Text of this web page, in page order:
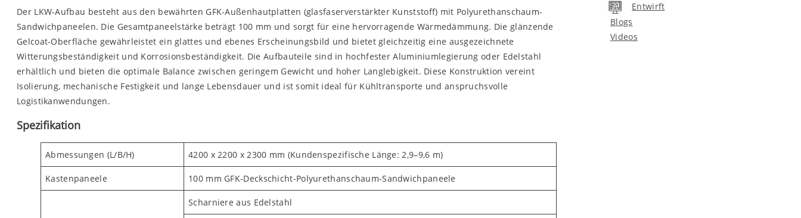
Der LKW-Aufbau besteht aus den bewährten GFK-Außenhautplatten (glasfaserverstärkter Kunststoff) mit Polyurethanschaum-
Sandwichpaneelen. Die Gesamtpaneelstärke beträgt 100 mm und sorgt für eine hervorragende Wärmedämmung. Die glänzende
Gelcoat-Oberfläche gewährleistet ein glattes und ebenes Erscheinungsbild und bietet gleichzeitig eine ausgezeichnete
Witterungsbeständigkeit und Korrosionsbeständigkeit. Die Aufbauteile sind in hochfester Aluminiumlegierung oder Edelstahl
erhältlich und bieten die optimale Balance zwischen geringem Gewicht und hoher Langlebigkeit. Diese Konstruktion vereint
Isolierung, mechanische Festigkeit und lange Lebensdauer und ist somit ideal für Kühltransporte und anspruchsvolle
Logistikanwendungen.
Spezifikation
Abmessungen (L/B/H) 4200 x 2200 x 2300 mm (Kundenspezifische Länge: 2,9–9,6 m)
Kastenpaneele 100 mm GFK-Deckschicht-Polyurethanschaum-Sandwichpaneele
Scharniere aus Edelstahl
Entwirft
Blogs
Videos